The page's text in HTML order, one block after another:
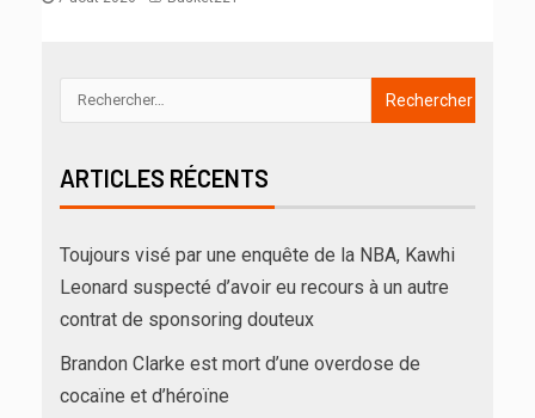
ARTICLES RÉCENTS
Toujours visé par une enquête de la NBA, Kawhi
Leonard suspecté d’avoir eu recours à un autre
contrat de sponsoring douteux
Brandon Clarke est mort d’une overdose de
cocaïne et d’héroïne